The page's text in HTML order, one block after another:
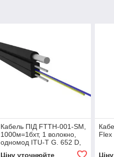
Кабель ПІД FTTH-001-SM,
1000м=1бхт, 1 волокно,
одномод ITU-T G. 652 D,
Ціну уточнюйте
Flex